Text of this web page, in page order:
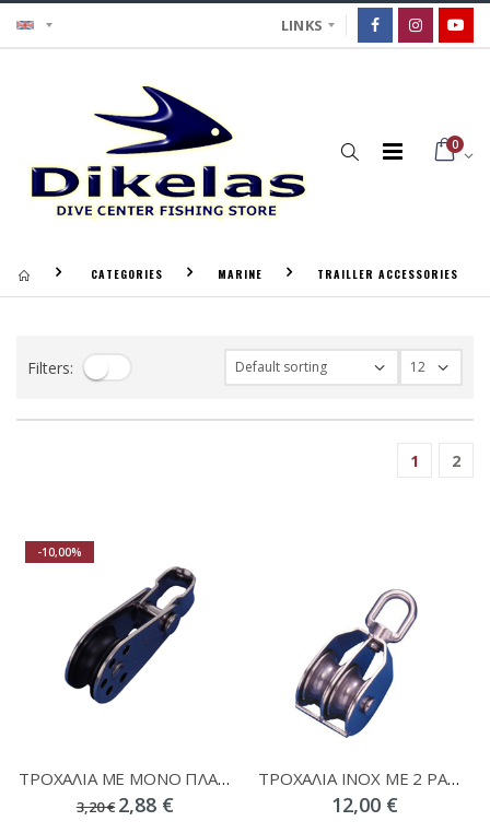
LINKS
0
CATEGORIES MARINE TRAILLER ACCESSORIES
Filters:
1 2
-10,00%
ΤΡΟΧΑΛΙΑ ΜΕ ΜΟΝΟ ΠΛΑΣ. ΡΑΟΥΛΟ L50XW26.5XD7 01482
3,20 € 2,88 €
ΤΡΟΧΑΛΙΑ INOX ΜΕ 2 ΡΑΟΥΛΑ
12,00 €